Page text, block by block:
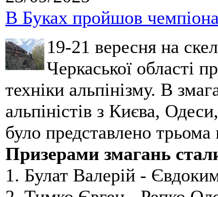
В Буках пройшов
19-21 вересня на
Черкаської області
техніки альпінізму. В
альпіністів з Києва,
було представлено
Призерами змагань
1. Булат Валерій -